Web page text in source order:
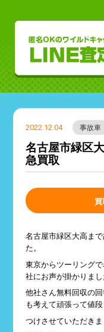
2022.12.04 事故車
名古屋市緑区
急買取
買
名古屋市緑区大高ま
た。
東京からツーリング
社にお声が掛かりまし
他社さん無料回収の
も考えて頑張って値段
つけさせていただきま